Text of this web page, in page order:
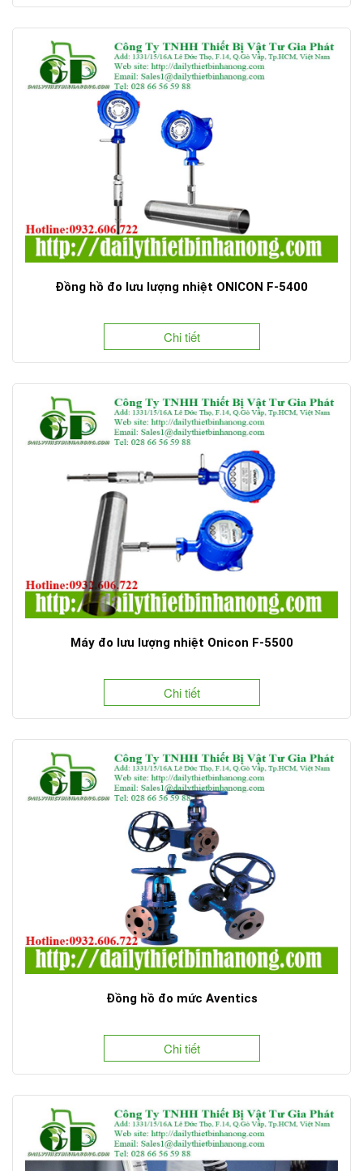
Đồng hồ đo lưu lượng nhiệt ONICON F-5400
Chi tiết
Máy đo lưu lượng nhiệt Onicon F-5500
Chi tiết
Đồng hồ đo mức Aventics
Chi tiết